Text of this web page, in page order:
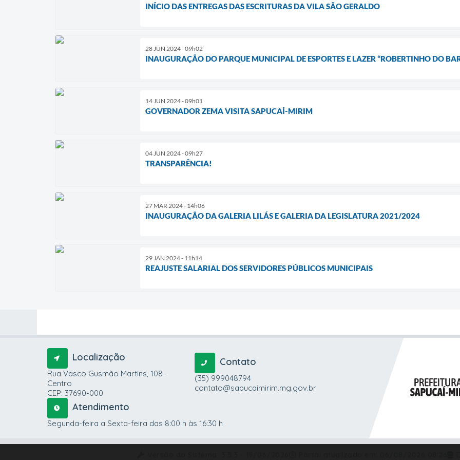
INÍCIO DAS ENTREGAS DAS ESCRITURAS DA VILA SÃO GERALDO
28 JUN 2024 - 09h02
INAUGURAÇÃO DO PARQUE MUNICIPAL DE ESPORTES E LAZER “ROBERTINHO DO
14 JUN 2024 - 09h01
GOVERNADOR ZEMA VISITA SAPUCAÍ-MIRIM
04 JUN 2024 - 09h27
TRANSPARÊNCIA!
27 MAR 2024 - 14h06
INAUGURAÇÃO DA GALERIA LILÁS E GALERIA DA LEGISLATURA 2021/2024
29 JAN 2024 - 11h14
REAJUSTE SALARIAL DOS SERVIDORES PÚBLICOS MUNICIPAIS
Localização
Rua Vasco Gusmão Martins, 108 -
Centro
CEP: 37690-000
Contato
(35) 999048794
contato@sapucaimirim.mg.gov.br
Atendimento
Segunda-feira a Sexta-feira das 8:00 h às 16:30 h